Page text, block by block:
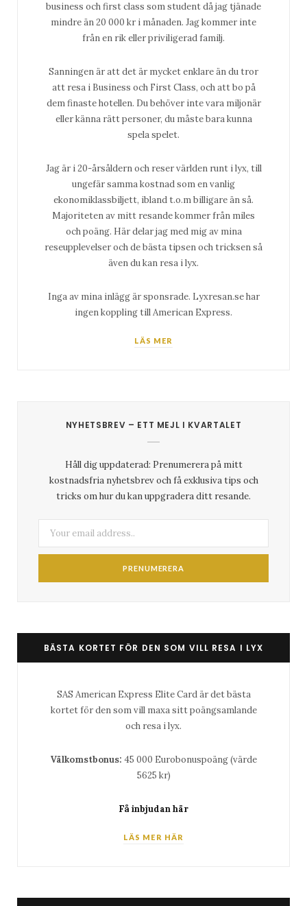
business och first class som student då jag tjänade
mindre än 20 000 kr i månaden. Jag kommer inte
från en rik eller priviligerad familj.
Sanningen är att det är mycket enklare än du tror
att resa i Business och First Class, och att bo på
dem finaste hotellen. Du behöver inte vara miljonär
eller känna rätt personer, du måste bara kunna
spela spelet.
Jag är i 20-årsåldern och reser världen runt i lyx, till
ungefär samma kostnad som en vanlig
ekonomiklassbiljett, ibland t.o.m billigare än så.
Majoriteten av mitt resande kommer från miles
och poäng. Här delar jag med mig av mina
reseupplevelser och de bästa tipsen och tricksen så
även du kan resa i lyx.
Inga av mina inlägg är sponsrade. Lyxresan.se har
ingen koppling till American Express.
LÄS MER
NYHETSBREV – ETT MEJL I KVARTALET
Håll dig uppdaterad: Prenumerera på mitt
kostnadsfria nyhetsbrev och få exklusiva tips och
tricks om hur du kan uppgradera ditt resande.
BÄSTA KORTET FÖR DEN SOM VILL RESA I LYX
SAS American Express Elite Card är det bästa
kortet för den som vill maxa sitt poängsamlande
och resa i lyx.
Välkomstbonus: 45 000 Eurobonuspoäng (värde
5625 kr)
Få inbjudan här
LÄS MER HÄR